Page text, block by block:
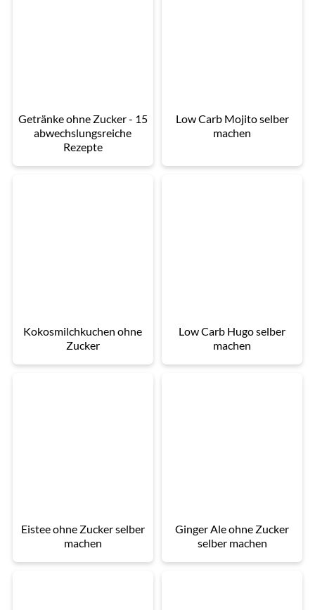
Getränke ohne Zucker - 15
abwechslungsreiche
Rezepte
Low Carb Mojito selber
machen
Kokosmilchkuchen ohne
Zucker
Low Carb Hugo selber
machen
Eistee ohne Zucker selber
machen
Ginger Ale ohne Zucker
selber machen